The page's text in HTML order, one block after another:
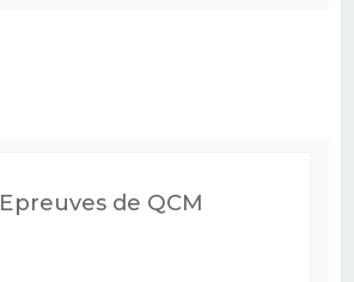
Epreuves de QCM